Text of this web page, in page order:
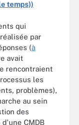
temps))
qui
par
(à
avait
rencontraient
les
problèmes),
au sein
des
CMDB